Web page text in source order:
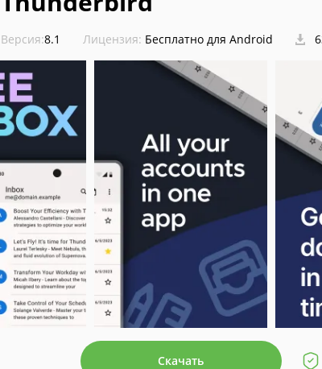
Версия:8.1 Лицензия: Бесплатно для Android
Скачать